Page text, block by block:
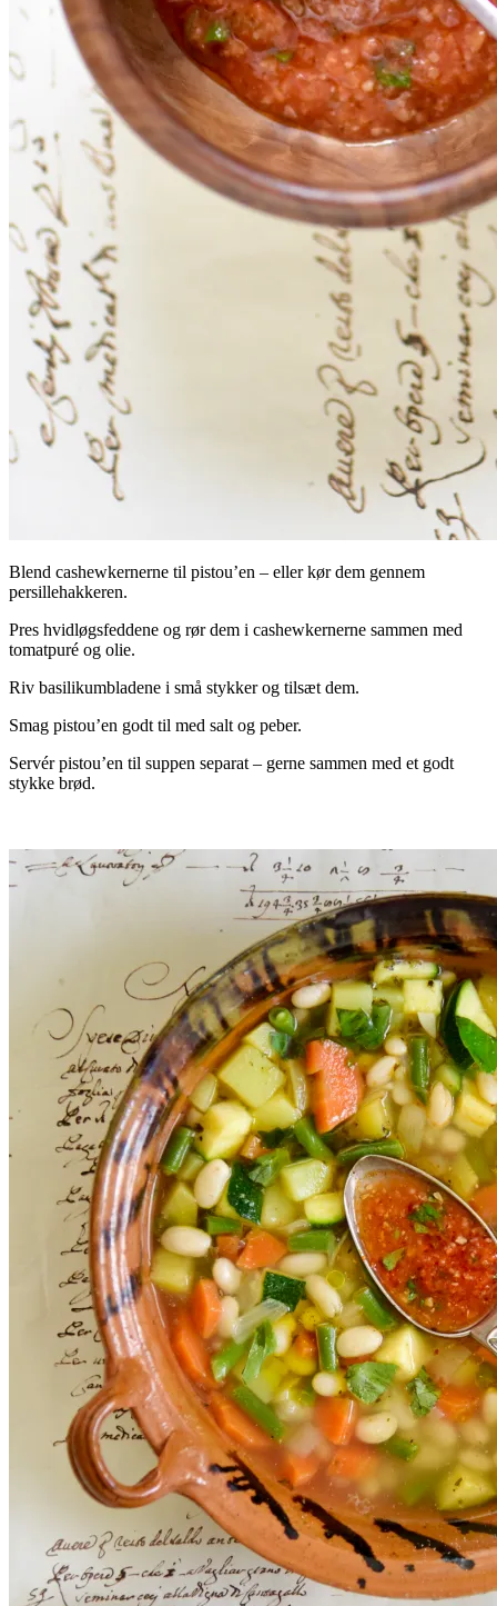
Blend cashewkernerne til pistou’en – eller kør dem gennem
persillehakkeren.
Pres hvidløgsfeddene og rør dem i cashewkernerne sammen med
tomatpuré og olie.
Riv basilikumbladene i små stykker og tilsæt dem.
Smag pistou’en godt til med salt og peber.
Servér pistou’en til suppen separat – gerne sammen med et godt
stykke brød.